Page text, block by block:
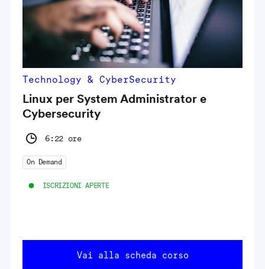
Technology & CyberSecurity
Linux per System Administrator e
Cybersecurity
6:22 ore
On Demand
ISCRIZIONI APERTE
Vai alla scheda corso